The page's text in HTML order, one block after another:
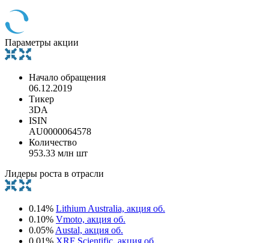
Параметры акции
Начало обращения
06.12.2019
Тикер
3DA
ISIN
AU0000064578
Количество
953.33 млн шт
Лидеры роста в отрасли
0.14% Lithium Australia, акция об.
0.10% Vmoto, акция об.
0.05% Austal, акция об.
0.01% XRF Scientific, акция об.